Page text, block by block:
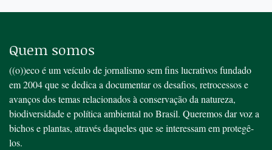
Quem somos
((o))eco é um veículo de jornalismo sem fins lucrativos fundado
em 2004 que se dedica a documentar os desafios, retrocessos e
avanços dos temas relacionados à conservação da natureza,
biodiversidade e política ambiental no Brasil. Queremos dar voz a
bichos e plantas, através daqueles que se interessam em protegê-
los.